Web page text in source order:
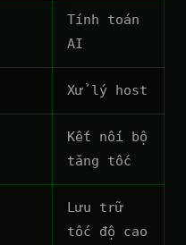
Tính toán
AI
Xử lý host
Kết nối bộ
tăng tốc
Lưu trữ
tốc độ cao